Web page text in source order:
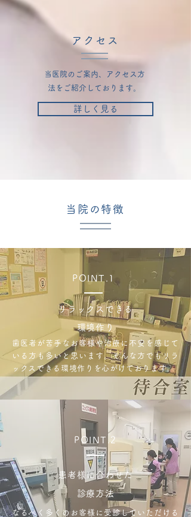
アクセス
当医院のご案内、アクセス方
法をご紹介しております。
詳しく見る
当院の特徴
POINT.1
リラックスできる
環境作り
歯医者が苦手なお客様や治療に不安を感じて
いる方も多いと思います。そんな方でもリラ
ックスできる環境作りを心がけております。
POINT.2
患者様に合わせた
診療方法
なるべく多くのお客様に受診していただける